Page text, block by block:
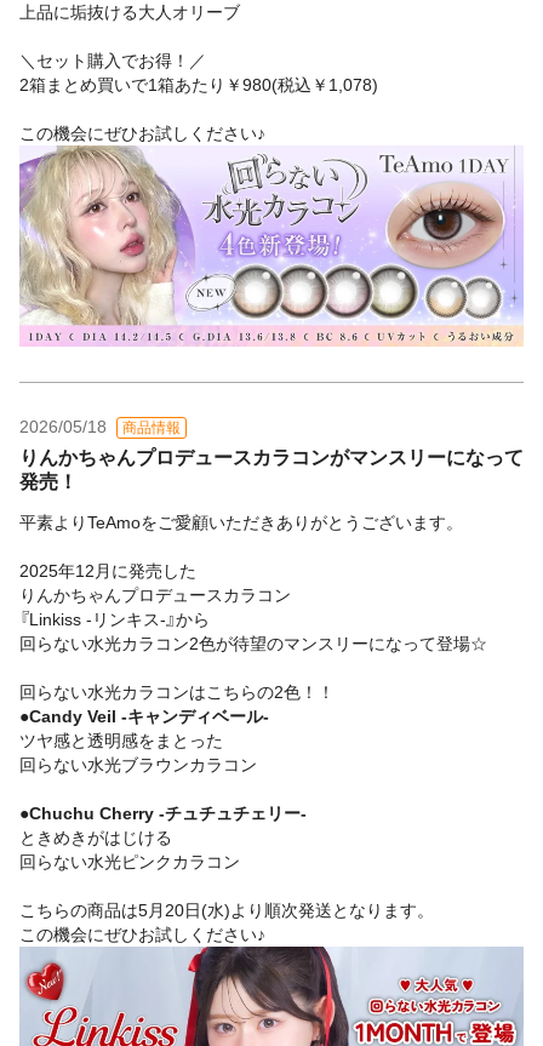
上品に垢抜ける大人オリーブ
＼セット購入でお得！／
2箱まとめ買いで1箱あたり￥980(税込￥1,078)
この機会にぜひお試しください♪
2026/05/18 商品情報
りんかちゃんプロデュースカラコンがマンスリーになって
発売！
平素よりTeAmoをご愛顧いただきありがとうございます。
2025年12月に発売した
りんかちゃんプロデュースカラコン
『Linkiss -リンキス-』から
回らない水光カラコン2色が待望のマンスリーになって登場☆
回らない水光カラコンはこちらの2色！！
●Candy Veil -キャンディベール-
ツヤ感と透明感をまとった
回らない水光ブラウンカラコン
●Chuchu Cherry -チュチュチェリー-
ときめきがはじける
回らない水光ピンクカラコン
こちらの商品は5月20日(水)より順次発送となります。
この機会にぜひお試しください♪